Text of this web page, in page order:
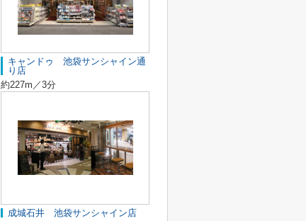
キャンドゥ 池袋サンシャイン通
り店
約227m／3分
成城石井 池袋サンシャイン店